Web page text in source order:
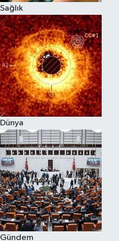
Sağlık
Dünya
Gündem